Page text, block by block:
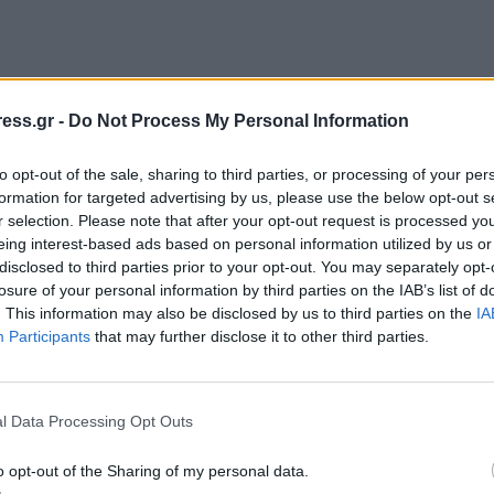
- Do Not Process My Personal Information
opt-out of the sale, sharing to third parties, or processing of your
for targeted advertising by us, please use the below opt-out
selection. Please note that after your opt-out request is processed
interest-based ads based on personal information utilized by us
to third parties prior to your opt-out. You may separately
of your personal information by third parties on the IAB’s list of
This information may also be disclosed by us to third parties on the
Participants that may further disclose it to other third parties.
Data Processing Opt Outs
opt-out of the Sharing of my personal data.
ανοχή στη μη χρήση κράνους», σε περιοχές της
στη μη χρήση κράνους», σε περιοχές της Δυτικής
ανοχή στη μη χρήση κράνους», σε περιοχές της
στη μη χρήση κράνους», σε περιοχές της Δυτικής